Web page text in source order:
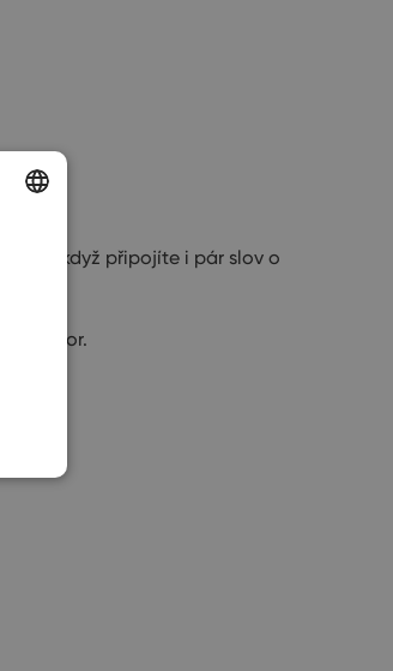
rádi, když připojíte i pár slov o
pohovor.